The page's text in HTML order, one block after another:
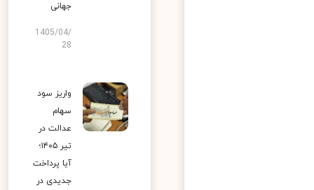
جهانی
1405/04/
28
واریز سود
سهام
عدالت در
تیر ۱۴۰۵؛
آیا پرداخت
جدیدی در